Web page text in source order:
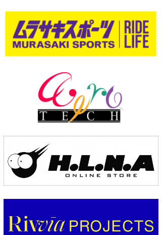
wanda
予報士 hiro.